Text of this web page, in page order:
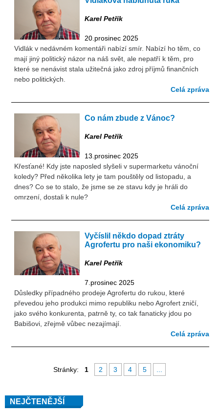
Karel Petřík
20.prosinec 2025
Vidlák v nedávném komentáři nabízí smír. Nabízí ho těm, co
mají jiný politický názor na náš svět, ale nepatří k těm, pro
které se nenávist stala užitečná jako zdroj příjmů finančních
nebo politických.
Celá zpráva
Co nám zbude z Vánoc?
Karel Petřík
13.prosinec 2025
Křesťané! Kdy jste naposled slyšeli v supermarketu vánoční
koledy? Před několika lety je tam pouštěly od listopadu, a
dnes? Co se to stalo, že jsme se ze stavu kdy je hráli do
omrzení, dostali k nule?
Celá zpráva
Vyčíslil někdo dopad ztráty
Agrofertu pro naši ekonomiku?
Karel Petřík
7.prosinec 2025
Důsledky případného prodeje Agrofertu do rukou, které
převedou jeho produkci mimo republiku nebo Agrofert zničí,
jako svého konkurenta, patrně ty, co tak fanaticky jdou po
Babišovi, zřejmě vůbec nezajímají.
Celá zpráva
Stránky: 1 2 3 4 5
NEJČTENĚJŠÍ